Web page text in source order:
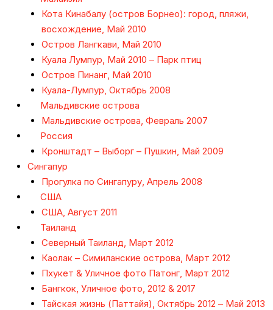
Кота Кинабалу (остров Борнео): город, пляжи,
восхождение, Май 2010
Остров Лангкави, Май 2010
Куала Лумпур, Май 2010 – Парк птиц
Остров Пинанг, Май 2010
Куала-Лумпур, Октябрь 2008
Мальдивские острова
Мальдивские острова, Февраль 2007
Россия
Кронштадт – Выборг – Пушкин, Май 2009
Сингапур
Прогулка по Сингапуру, Апрель 2008
США
США, Август 2011
Таиланд
Северный Таиланд, Март 2012
Каолак – Симиланские острова, Март 2012
Пхукет & Уличное фото Патонг, Март 2012
Бангкок, Уличное фото, 2012 & 2017
Тайская жизнь (Паттайя), Октябрь 2012 – Май 2013